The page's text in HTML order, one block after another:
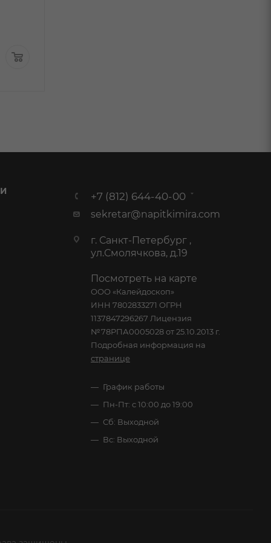
+7 (812) 644-40-00
sekretar@napitkimira.com
г. Санкт-Петербург ,
ул.Смолячкова, д.19
Посмотреть на карте
ООО «Калейдоскоп»
ИНН 7802833271 ОГРН
1137847296267 Лицензия
№78РПА0005028 от 25.10.2013 г.
Подробная информация на
странице
График работы
Пн-Пт: с 10:00 до 19:00
Сб: Выходной
Вс: Выходной